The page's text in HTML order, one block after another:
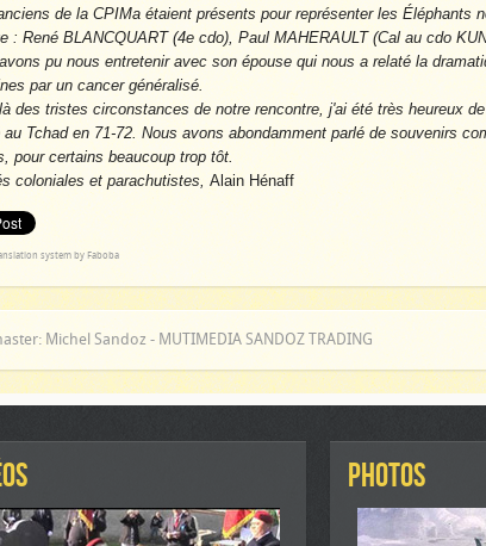
de la CPIMa étaient présents pour représenter les Éléphants
: René BLANCQUART (4e cdo), Paul MAHERAULT (Cal au cdo
pu nous entretenir avec son épouse qui nous a relaté la
par un cancer généralisé.
des tristes circonstances de notre rencontre, j'ai été très heureux
au Tchad en 71-72. Nous avons abondamment parlé de souvenirs
pour certains beaucoup trop tôt.
coloniales et parachutistes, Alain Hénaff
system by Faboba
Michel Sandoz - MUTIMEDIA SANDOZ TRADING
PHOTOS